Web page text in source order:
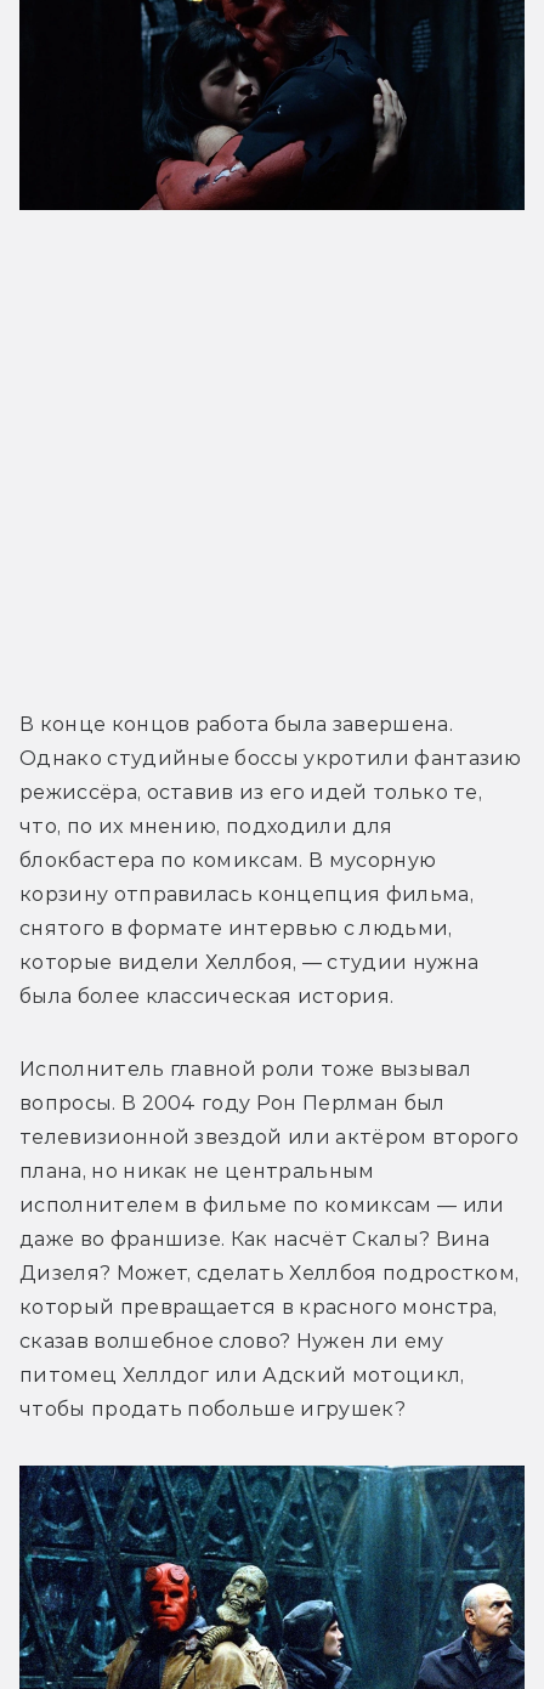
В конце концов работа была завершена.
Однако студийные боссы укротили фантазию
режиссёра, оставив из его идей только те,
что, по их мнению, подходили для
блокбастера по комиксам. В мусорную
корзину отправилась концепция фильма,
снятого в формате интервью с людьми,
которые видели Хеллбоя, — студии нужна
была более классическая история.
Исполнитель главной роли тоже вызывал
вопросы. В 2004 году Рон Перлман был
телевизионной звездой или актёром второго
плана, но никак не центральным
исполнителем в фильме по комиксам — или
даже во франшизе. Как насчёт Скалы? Вина
Дизеля? Может, сделать Хеллбоя подростком,
который превращается в красного монстра,
сказав волшебное слово? Нужен ли ему
питомец Хеллдог или Адский мотоцикл,
чтобы продать побольше игрушек?